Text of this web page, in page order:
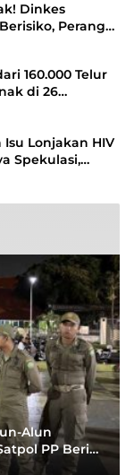
Dinkes
Perang
160.000 Telur
di 26
Lonjakan HIV
Spekulasi,
Terus
Alun
PP Beri